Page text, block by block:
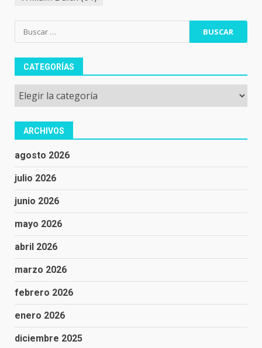
Buscar:
CATEGORÍAS
Categorías
ARCHIVOS
agosto 2026
julio 2026
junio 2026
mayo 2026
abril 2026
marzo 2026
febrero 2026
enero 2026
diciembre 2025